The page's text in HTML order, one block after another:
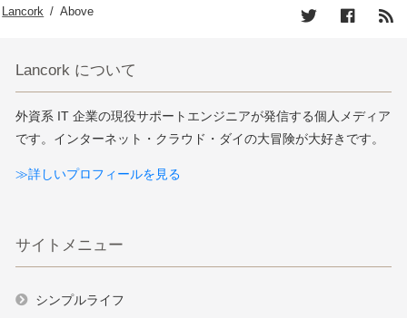
Lancork / Above
Lancork について
外資系 IT 企業の現役サポートエンジニアが発信する個人メディア
です。インターネット・クラウド・ダイの大冒険が大好きです。
≫詳しいプロフィールを見る
サイトメニュー
シンプルライフ